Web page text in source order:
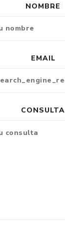
NOMBRE
EMAIL
CONSULTA